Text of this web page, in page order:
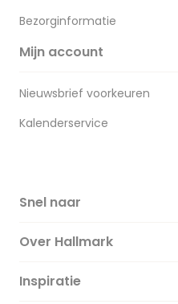
Bezorginformatie
Mijn account
Nieuwsbrief voorkeuren
Kalenderservice
Snel naar
Over Hallmark
Over ons
Inspiratie